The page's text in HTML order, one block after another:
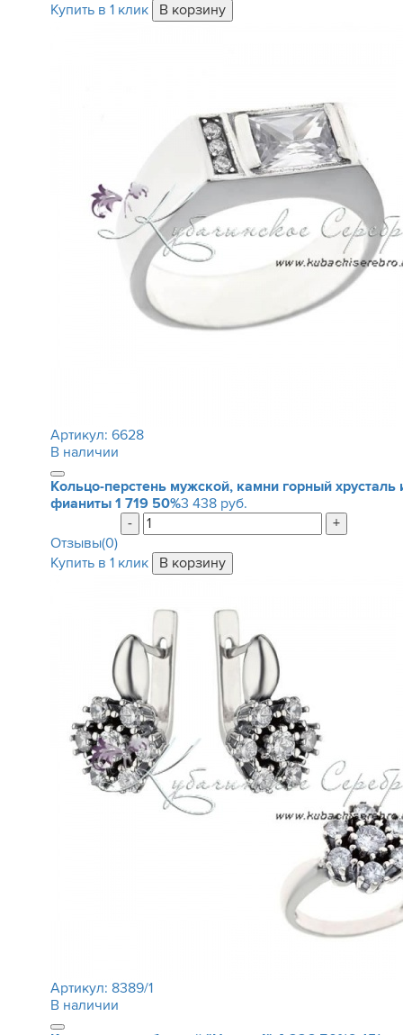
Купить в 1 клик
Артикул: 6628
В наличии
Кольцо-перстень мужской, камни горный хрусталь
фианиты 1 719 50%3 438 руб.
-
+
Отзывы(0)
Купить в 1 клик
Артикул: 8389/1
В наличии